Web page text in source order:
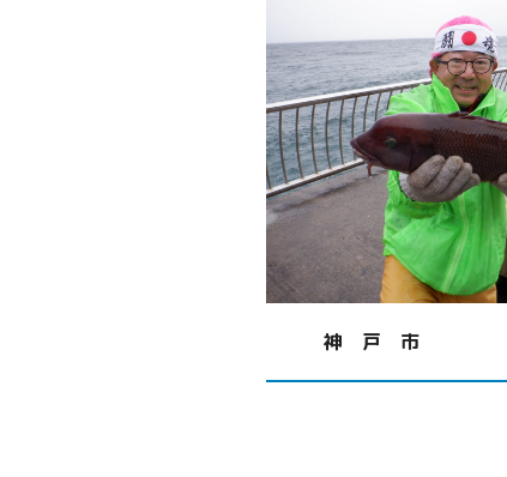
神 戸 市